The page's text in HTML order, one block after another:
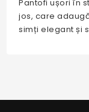
Pantofi ușori în
jos, care
simți elegant și